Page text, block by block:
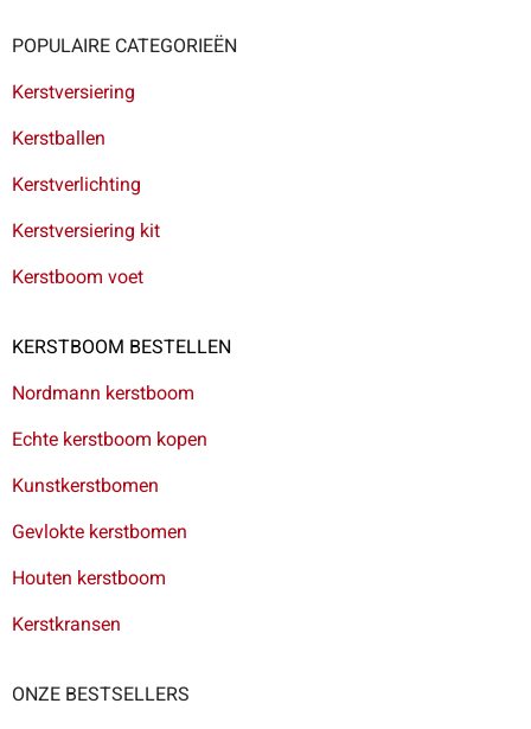
POPULAIRE CATEGORIEËN
Kerstversiering
Kerstballen
Kerstverlichting
Kerstversiering kit
Kerstboom voet
KERSTBOOM BESTELLEN
Nordmann kerstboom
Echte kerstboom kopen
Kunstkerstbomen
Gevlokte kerstbomen
Houten kerstboom
Kerstkransen
ONZE BESTSELLERS